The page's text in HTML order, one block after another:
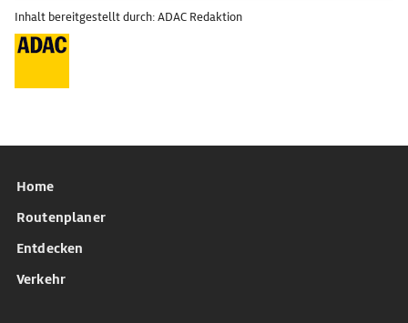
Inhalt bereitgestellt durch: ADAC Redaktion
Home
Routenplaner
Entdecken
Verkehr